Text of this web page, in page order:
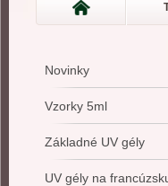
Novinky
Vzorky 5ml
Základné UV gély
UV gély na